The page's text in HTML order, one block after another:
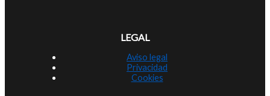
LEGAL
Aviso legal
Privacidad
Cookies